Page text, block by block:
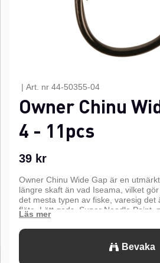
| Art. nr 44-50355-04
Owner Chinu
4 - 11pcs
39 kr
Owner Chinu Wide Gap är en
längre skaft än vad Iseama, vilket
det mesta typen av fiske, varesig det
flöte. Lätt gods, Super Needle Point,
chrome finish.n
Super Needle Point
Bevaka